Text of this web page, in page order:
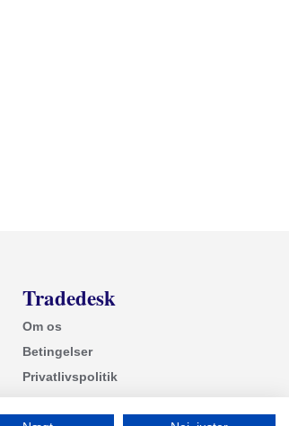
Tradedesk
Om os
Betingelser
Privatlivspolitik